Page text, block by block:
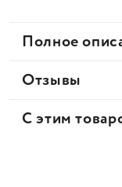
Полное
Отзывы
С этим